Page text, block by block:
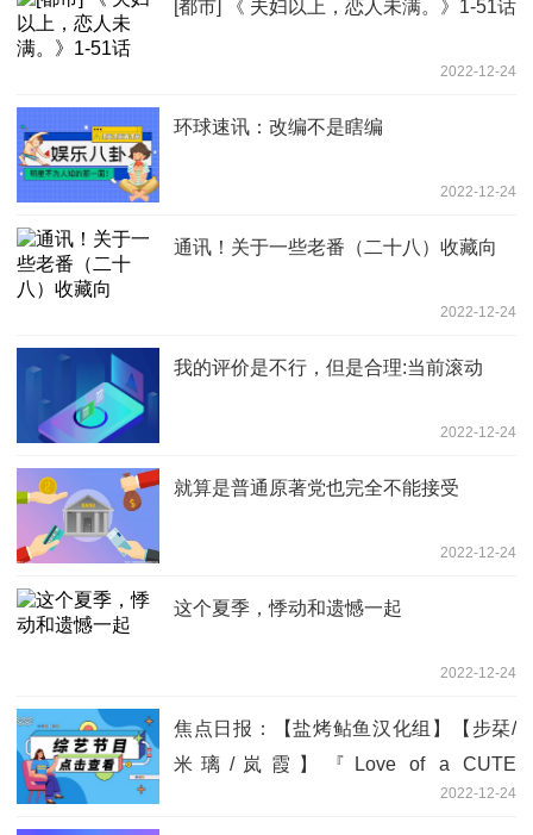
[都市] 《 夫妇以上，恋人未满。》1-51话
2022-12-24
环球速讯：改编不是瞎编
2022-12-24
通讯！关于一些老番（二十八）收藏向
2022-12-24
我的评价是不行，但是合理:当前滚动
2022-12-24
就算是普通原著党也完全不能接受
2022-12-24
这个夏季，悸动和遗憾一起
2022-12-24
焦点日报：【盐烤鲇鱼汉化组】【步栞/
米璃/岚霞】『Love of a CUTE
2022-12-24